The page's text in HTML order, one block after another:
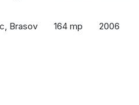
Brasov 164 mp 2006